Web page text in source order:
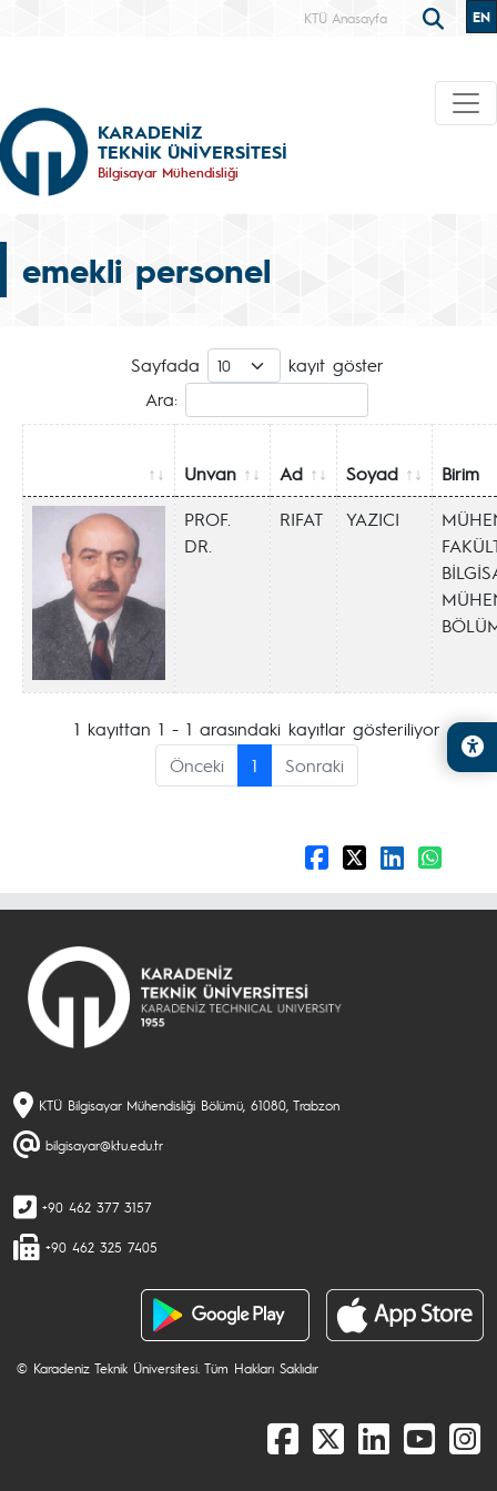
KTÜ Anasayfa EN
KARADENİZ
TEKNİK ÜNİVERSİTESİ
Bilgisayar Mühendisliği
emekli personel
Sayfada
kayıt göster
Ara:
Unvan Ad Soyad
Birim
PROF.
DR.
RIFAT YAZICI
1 kayıttan 1 - 1 arasındaki kayıtlar gösteriliyor
Önceki
1 Sonraki
KTÜ Bilgisayar Mühendisliği Bölümü, 61080, Trabzon
bilgisayar@ktu.edu.tr
+90 462 377 3157
+90 462 325 7405
© Karadeniz Teknik Üniversitesi. Tüm Hakları Saklıdır